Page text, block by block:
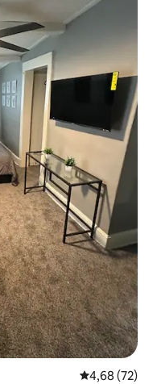
4,68 ud af 5 i
4,68 (72)